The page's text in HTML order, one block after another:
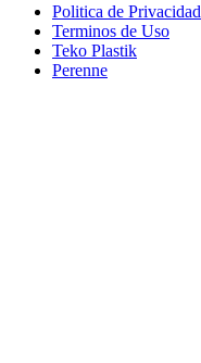
Politica de Privacidad
Terminos de Uso
Teko Plastik
Perenne